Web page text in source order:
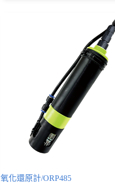
氧化還原計/ORP485